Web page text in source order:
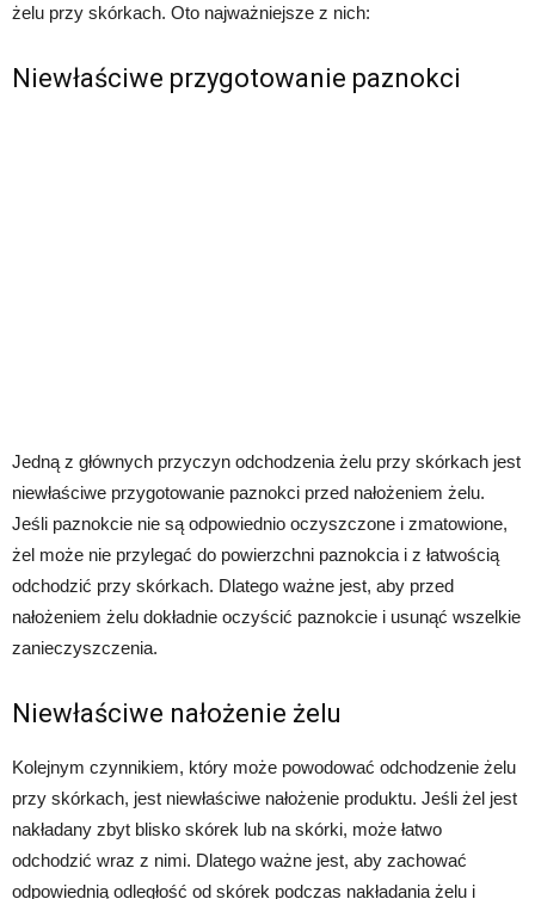
żelu przy skórkach. Oto najważniejsze z nich:
Niewłaściwe przygotowanie paznokci
Jedną z głównych przyczyn odchodzenia żelu przy skórkach jest
niewłaściwe przygotowanie paznokci przed nałożeniem żelu.
Jeśli paznokcie nie są odpowiednio oczyszczone i zmatowione,
żel może nie przylegać do powierzchni paznokcia i z łatwością
odchodzić przy skórkach. Dlatego ważne jest, aby przed
nałożeniem żelu dokładnie oczyścić paznokcie i usunąć wszelkie
zanieczyszczenia.
Niewłaściwe nałożenie żelu
Kolejnym czynnikiem, który może powodować odchodzenie żelu
przy skórkach, jest niewłaściwe nałożenie produktu. Jeśli żel jest
nakładany zbyt blisko skórek lub na skórki, może łatwo
odchodzić wraz z nimi. Dlatego ważne jest, aby zachować
odpowiednią odległość od skórek podczas nakładania żelu i